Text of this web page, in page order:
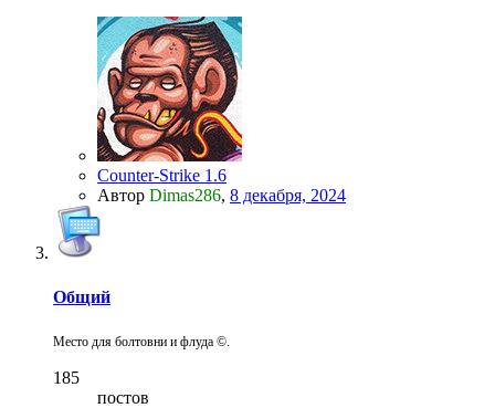
Counter-Strike 1.6
Автор Dimas286, 8 декабря, 2024
Общий
Место для болтовни и флуда ©.
185
постов